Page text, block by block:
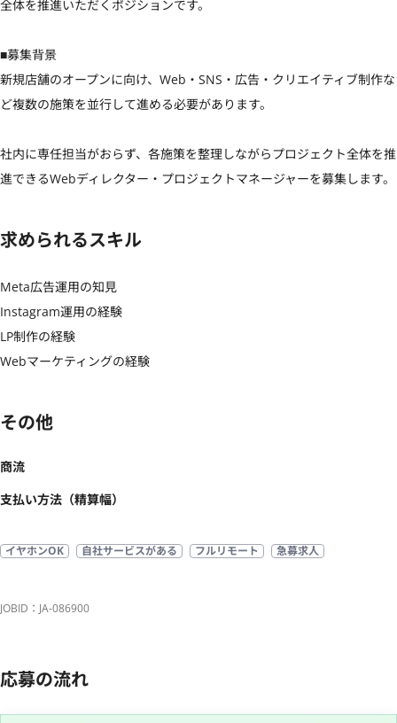
全体を推進いただくポジションです。
■募集背景
新規店舗のオープンに向け、Web・SNS・広告・クリエイティブ制作な
ど複数の施策を並行して進める必要があります。
社内に専任担当がおらず、各施策を整理しながらプロジェクト全体を推
進できるWebディレクター・プロジェクトマネージャーを募集します。
求められるスキル
Meta広告運用の知見
Instagram運用の経験
LP制作の経験
Webマーケティングの経験
その他
商流
支払い方法（精算幅）
イヤホンOK 自社サービスがある フルリモート 急募求人
JOBID：JA-086900
応募の流れ